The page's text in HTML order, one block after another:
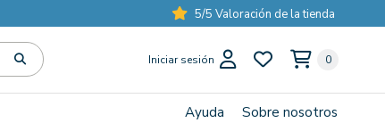
5/5 Valoración de la tienda
Iniciar sesión 0
Ayuda Sobre nosotros